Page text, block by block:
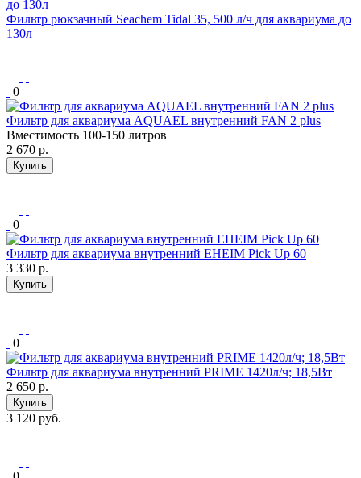
Фильтр рюкзачный Seachem Tidal 35, 500 л/ч для аквариума до
130л
0
Фильтр для аквариума AQUAEL внутренний FAN 2 plus
Вместимость 100-150 литров
2 670 р.
Купить
0
Фильтр для аквариума внутренний EHEIM Pick Up 60
3 330 р.
Купить
0
Фильтр для аквариума внутренний PRIME 1420л/ч; 18,5Вт
2 650 р.
Купить
3 120 руб.